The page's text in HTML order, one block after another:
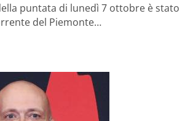
puntata di lunedì 7 ottobre è stato
del Piemonte…